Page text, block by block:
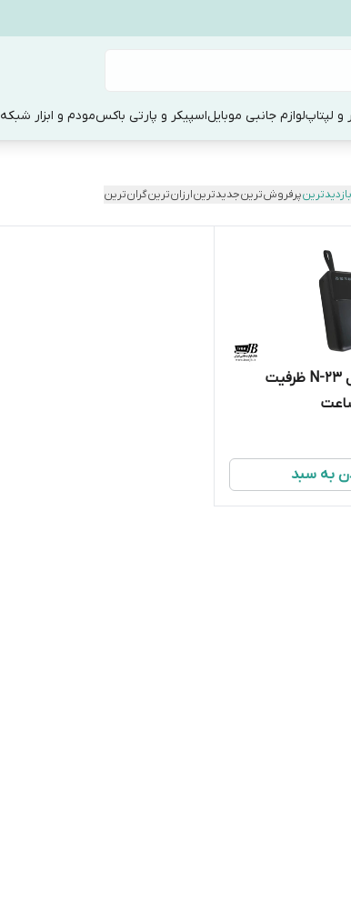
و لپتاپلوازم جانبی موبایلاسپیکر و پارتی باکسمودم و ابزار شبکه
پرفروش‌ترینجدیدترینارزان‌ترینگران‌ترین
پاوربانک لوینو مدل N-23 ظرفیت
به سبد